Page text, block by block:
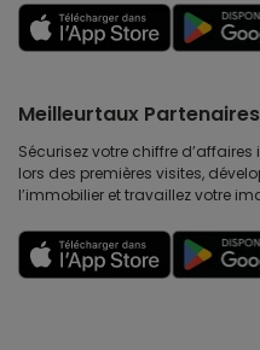
Meilleurtaux Partenaires
Sécurisez votre chiffre
lors des premières visites,
l’immobilier et travaillez votre